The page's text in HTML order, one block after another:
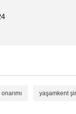
yaşamkent